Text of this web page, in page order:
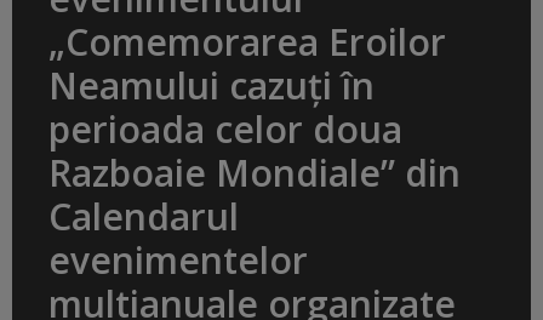
„Comemorarea Eroilor
Neamului cazuți în
perioada celor doua
Razboaie Mondiale” din
Calendarul
evenimentelor
multianuale organizate